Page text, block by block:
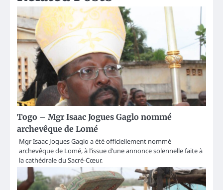
Togo – Mgr Isaac Jogues Gaglo nommé
archevêque de Lomé
Mgr Isaac Jogues Gaglo a été officiellement nommé
archevêque de Lomé, à l’issue d’une annonce solennelle faite à
la cathédrale du Sacré-Cœur.